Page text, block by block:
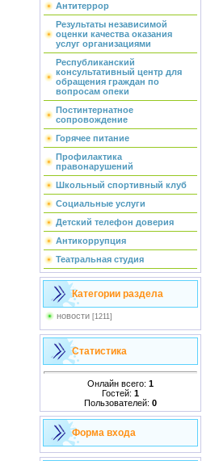
Антитеррор
Результаты независимой
оценки качества оказания
услуг организациями
Республиканский
консультативный центр для
обращения граждан по
вопросам опеки
Постинтернатное
сопровождение
Горячее питание
Профилактика
правонарушений
Школьный спортивный клуб
Социальные услуги
Детский телефон доверия
Антикоррупция
Театральная студия
Категории раздела
новости [1211]
Статистика
Онлайн всего: 1
Гостей: 1
Пользователей: 0
Форма входа